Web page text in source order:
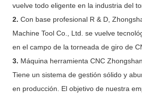
vuelve todo eligente en la industria del
2. Con base profesional R & D,
Machine Tool Co., Ltd. se vuelve
en el campo de la torneada de giro de
3. Máquina herramienta CNC
Tiene un sistema de gestión sólido y
en producción. El objetivo de nuestra